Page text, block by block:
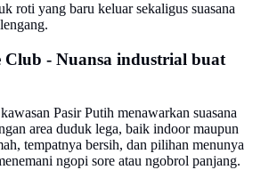
roti yang baru keluar sekaligus suasana
Club - Nuansa industrial buat
Pasir Putih menawarkan suasana
area duduk lega, baik indoor maupun
tempatnya bersih, dan pilihan menunya
ngopi sore atau ngobrol panjang.